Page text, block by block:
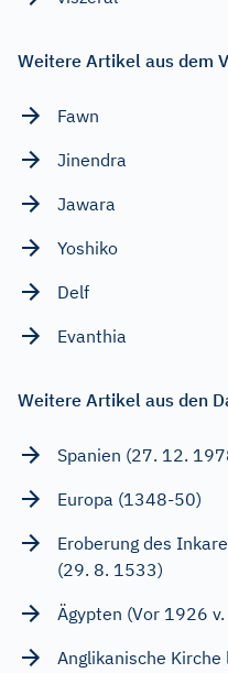
Weitere Artikel aus dem
Fawn
Jinendra
Jawara
Yoshiko
Delf
Evanthia
Weitere Artikel aus den
Spanien (27. 12.
Europa (1348-50)
Eroberung des
(29. 8. 1533)
Ägypten (Vor 1926 v.
Anglikanische Kirche